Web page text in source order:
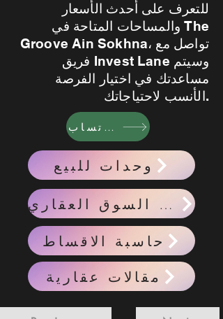
للتعرف على أحدث الأسعار
والمساحات المتاحة في The
Groove Ain Sokhna، تواصل مع
فريق Invest Lane وسيتم
مساعدتك في اختيار الفرصة
الأنسب لاحتياجاتك.
واتساب
وحدات للبيع
احدث اخبار السوق العقاري
حاسبة الاقساط
مقالات عقارية